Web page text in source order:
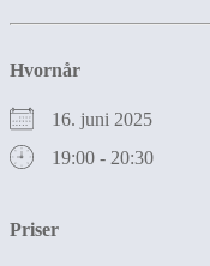
Hvornår
16. juni 2025
19:00 - 20:30
Priser